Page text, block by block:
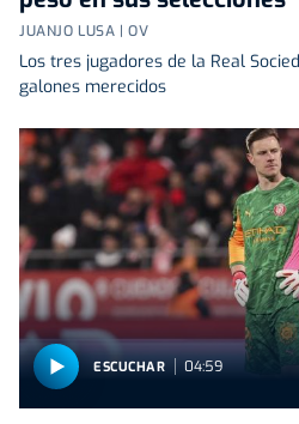
JUANJO LUSA | OV
Los tres jugadores de la Real
galones merecidos
ESCUCHAR 04:59